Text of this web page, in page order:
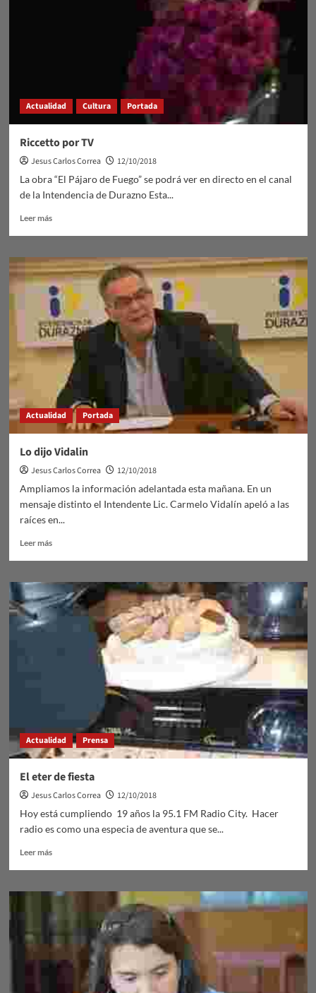
Actualidad Cultura Portada
Riccetto por TV
Jesus Carlos Correa
12/10/2018
La obra “El Pájaro de Fuego” se podrá ver en directo en el canal
de la Intendencia de Durazno Esta...
Leer másLeer
Riccetto
por
TV
Actualidad Portada
Lo dijo Vidalin
Jesus Carlos Correa
12/10/2018
Ampliamos la información adelantada esta mañana. En un
mensaje distinto el Intendente Lic. Carmelo Vidalín apeló a las
raíces en...
Leer másLeer
Lo
dijo
Vidalin
Actualidad Prensa
El eter de fiesta
Jesus Carlos Correa
12/10/2018
Hoy está cumpliendo 19 años la 95.1 FM Radio City. Hacer
radio es como una especia de aventura que se...
Leer másLeer
El